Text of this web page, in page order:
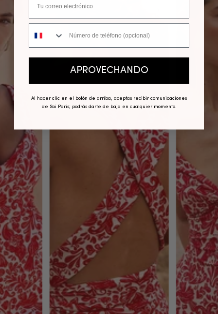
Número de teléfono
APROVECHANDO
Al hacer clic en el botón de arriba, aceptas recibir comunicaciones
de Soi Paris; podrás darte de baja en cualquier momento.